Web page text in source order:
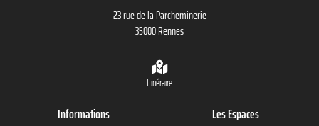
23 rue de la Parcheminerie
35000 Rennes
Itinéraire
Informations Les Espaces